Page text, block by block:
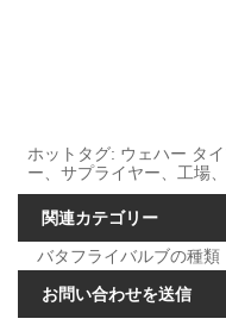
ホットタグ: ウェハー タ
ー、サプライヤー、工場
関連カテゴリー
バタフライバルブの種類
お問い合わせを送信